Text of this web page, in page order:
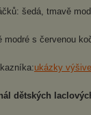
šedá, tmavě
modré s červenou
ukázky
dětských